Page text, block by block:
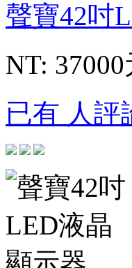
聲寶42吋
NT: 37000
已有 人評